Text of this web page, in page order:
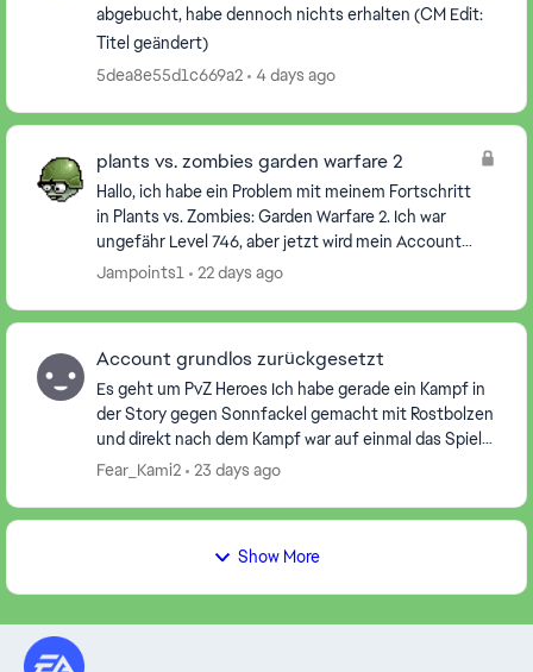
abgebucht, habe dennoch nichts erhalten (CM Edit:
Titel geändert)
5dea8e55d1c669a2
4 days ago
plants vs. zombies garden warfare 2
Hallo, ich habe ein Problem mit meinem Fortschritt
in Plants vs. Zombies: Garden Warfare 2. Ich war
ungefähr Level 746, aber jetzt wird mein Account
plötzlich als Level 5455 angezeigt. Außerdem hab...
Jampoints1 22 days ago
Account grundlos zurückgesetzt
Es geht um PvZ Heroes Ich habe gerade ein Kampf in
der Story gegen Sonnfackel gemacht mit Rostbolzen
und direkt nach dem Kampf war auf einmal das Spiel
zurückgesetzt, Ich habe neustarten des Spiels...
Fear_Kami2 23 days ago
Show More